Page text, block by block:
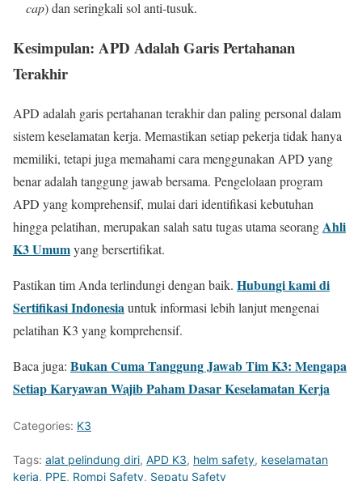
cap) dan seringkali sol anti-tusuk.
Kesimpulan: APD Adalah Garis Pertahanan
Terakhir
APD adalah garis pertahanan terakhir dan paling personal dalam
sistem keselamatan kerja. Memastikan setiap pekerja tidak hanya
memiliki, tetapi juga memahami cara menggunakan APD yang
benar adalah tanggung jawab bersama. Pengelolaan program
APD yang komprehensif, mulai dari identifikasi kebutuhan
hingga pelatihan, merupakan salah satu tugas utama seorangAhli
K3 Umumyang bersertifikat.
Pastikan tim Anda terlindungi dengan baik. Hubungi kami di
Sertifikasi Indonesiauntuk informasi lebih lanjut mengenai
pelatihan K3 yang komprehensif.
Baca juga: Bukan Cuma Tanggung Jawab Tim K3: Mengapa
Setiap Karyawan Wajib Paham Dasar Keselamatan Kerja
Categories: K3
Tags: alat pelindung diri, APD K3, helm safety, keselamatan
kerja, PPE, Rompi Safety, Sepatu Safety